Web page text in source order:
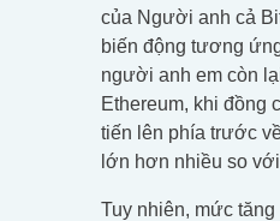
của Người anh cả
biến động tương
người anh em còn
Ethereum, khi đồng
tiến lên phía trước
lớn hơn nhiều so
Tuy nhiên, mức